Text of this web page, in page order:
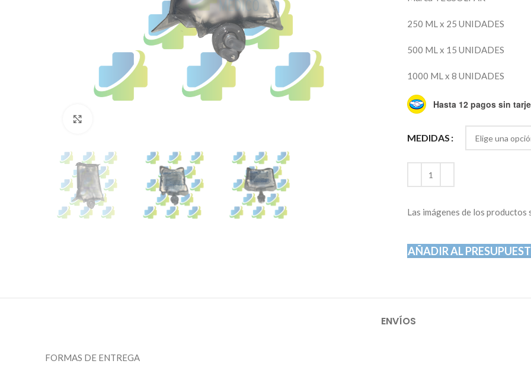
250 ML x 25 UNIDADES
500 ML x 15 UNIDADES
1000 ML x 8 UNIDADES
Hasta 12 pagos sin
MEDIDAS
Las imágenes de los
AÑADIR AL
ENVÍOS
FORMAS DE ENTREGA